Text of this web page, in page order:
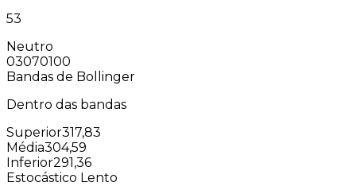
53
Neutro
03070100
Bandas de Bollinger
Dentro das bandas
Superior317,83
Média304,59
Inferior291,36
Estocástico Lento